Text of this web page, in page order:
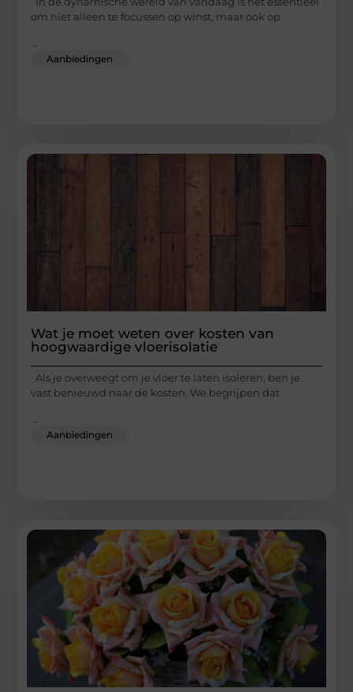
om niet alleen te focussen op winst, maar ook op
Aanbiedingen
Wat je moet weten over kosten van
hoogwaardige vloerisolatie
Als je overweegt om je vloer te laten isoleren, ben je
vast benieuwd naar de kosten. We begrijpen dat
...
Aanbiedingen